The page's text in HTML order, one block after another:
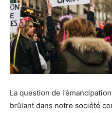
La question de
brûlant dans notre société